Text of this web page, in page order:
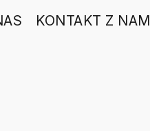
KONTAKT Z